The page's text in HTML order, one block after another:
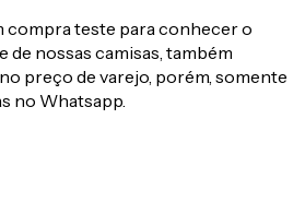
compra teste para conhecer o
de nossas camisas, também
preço de varejo, porém, somente
no Whatsapp.